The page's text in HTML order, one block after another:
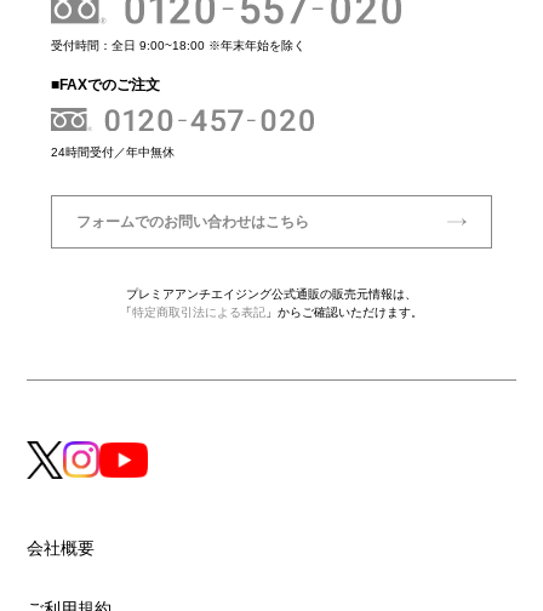
受付時間：全日 9:00~18:00 ※年末年始を除く
■FAXでのご注文
24時間受付／年中無休
フォームでのお問い合わせはこちら
プレミアアンチエイジング公式通販の販売元情報は、
「特定商取引法による表記 」からご確認いただけます。
会社概要